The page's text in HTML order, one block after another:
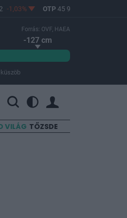
-1,03% OTP45 900
Forrás: OVF, HAEA
-127 cm
küszöb
VILÁG TŐZSDE